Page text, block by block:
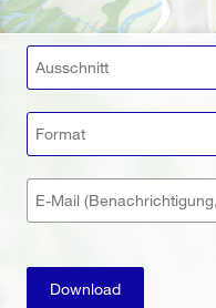
Ausschnitt
Format
E-Mail
Download